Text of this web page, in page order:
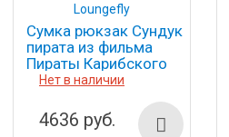
Сумка рюкзак Сундук
пирата из фильма
Пираты Карибского
моря Мертвецы не
Pirates of the
Caribbean Loungefly
Нет в наличии
4636 руб.